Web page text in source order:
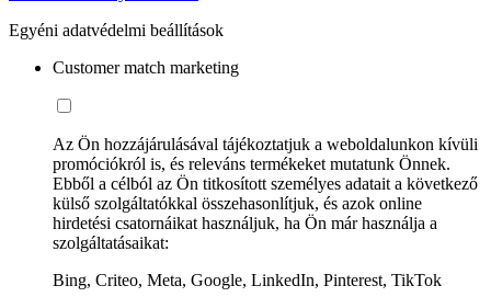
Egyéni adatvédelmi beállítások
Customer match marketing
Az Ön hozzájárulásával tájékoztatjuk a weboldalunkon kívüli
promóciókról is, és releváns termékeket mutatunk Önnek.
Ebből a célból az Ön titkosított személyes adatait a következő
külső szolgáltatókkal összehasonlítjuk, és azok online
hirdetési csatornáikat használjuk, ha Ön már használja a
szolgáltatásaikat:
Bing, Criteo, Meta, Google, LinkedIn, Pinterest, TikTok